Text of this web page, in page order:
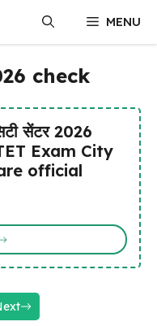
MENU
check
सेंटर 2026
Exam City
official